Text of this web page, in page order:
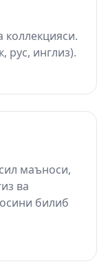
коллекцияси.
рус, инглиз).
маъноси,
ва
билиб